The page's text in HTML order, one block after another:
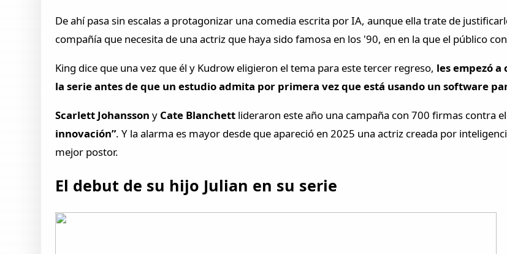
De ahí pasa sin escalas a protagonizar una comedia escrita por IA, aunque ella trate de
compañía que necesita de una actriz que haya sido famosa en los '90, en en la que el público
King dice que una vez que él y Kudrow eligieron el tema para este tercer regreso, les empezó
la serie antes de que un estudio admita por primera vez que está usando un software
Scarlett Johanssony Cate Blanchett lideraron este año una campaña con 700 firmas contra
innovación”. Y la alarma es mayor desde que apareció en 2025 una actriz creada por
mejor postor.
El debut de su hijo Julian en su serie